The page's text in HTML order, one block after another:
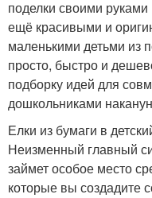
поделки своими
ещё красивыми и
маленькими детьми из
просто, быстро и
подборку идей для
дошкольниками
Елки из бумаги в
Неизменный главный
займет особое место
которые вы создадите